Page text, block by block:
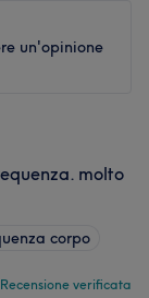
un'opinione
molto
corpo
Recensione verificata